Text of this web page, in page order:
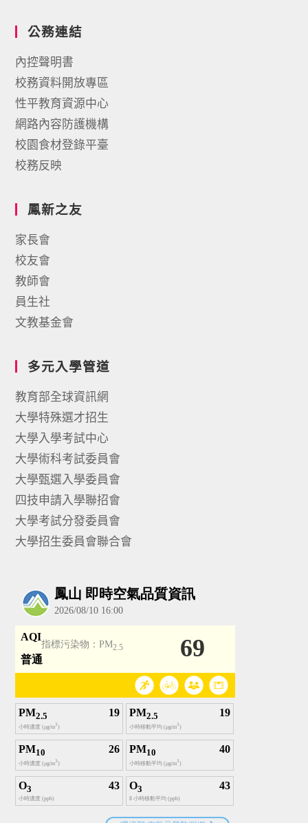
公務連結
內控聲明書
校務資料開放專區
性平教育資源中心
網路內容防護機構
校園食材登錄平臺
校務反映
鳳新之友
家長會
校友會
教師會
員生社
文教基金會
多元入學管道
教育部全球資訊網
大學特殊選才招生
大學入學考試中心
大學術科考試委員會
大學甄選入學委員會
四技申請入學聯招會
大學考試分發委員會
大學招生委員會聯合會